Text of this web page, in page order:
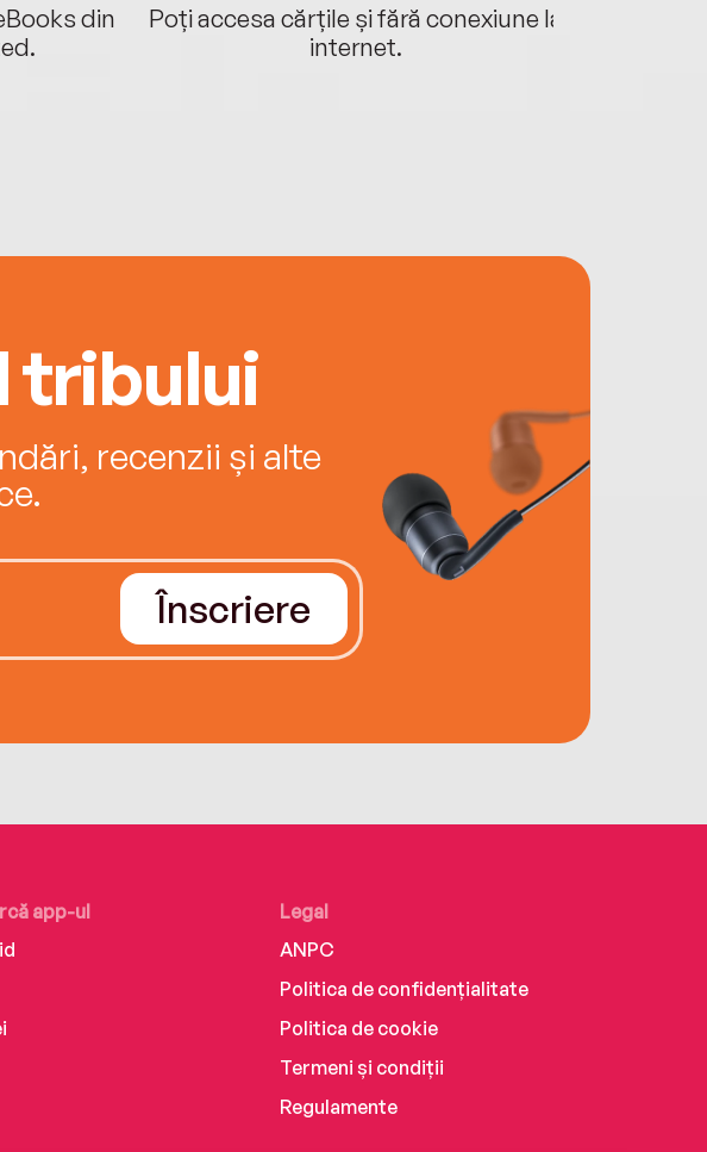
din
Poți accesa cărțile și fără conexiune la
internet.
tribului
recenzii și alte
Înscriere
app-ul
Legal
ANPC
Politica de confidențialitate
Politica de cookie
Termeni și condiții
Regulamente